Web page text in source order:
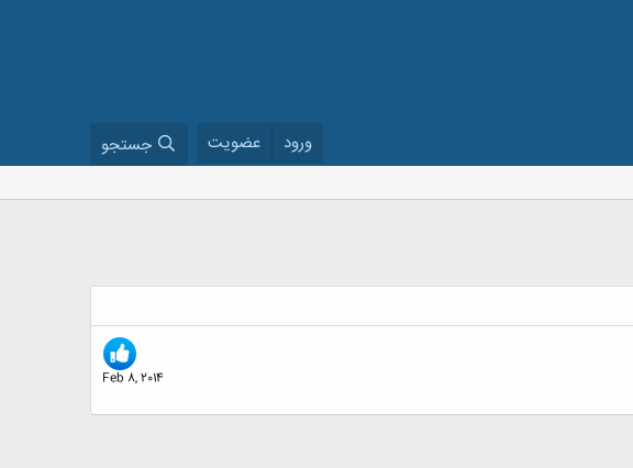
ورود عضویت جستجو
Feb 8, 2014